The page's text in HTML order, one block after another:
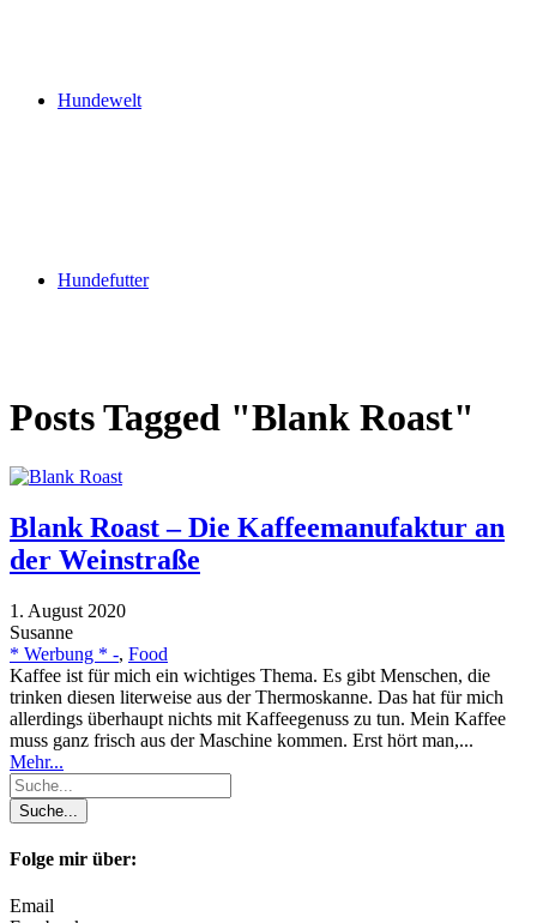
Hundewelt
Hundefutter
Posts Tagged "Blank Roast"
Blank Roast – Die Kaffeemanufaktur an
der Weinstraße
1. August 2020
Susanne
* Werbung * -, Food
Kaffee ist für mich ein wichtiges Thema. Es gibt Menschen, die
trinken diesen literweise aus der Thermoskanne. Das hat für mich
allerdings überhaupt nichts mit Kaffeegenuss zu tun. Mein Kaffee
muss ganz frisch aus der Maschine kommen. Erst hört man,...
Mehr...
Folge mir über:
Email